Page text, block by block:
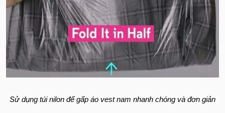
Sử dụng túi nilon để gấp áo vest nam nhanh chóng và đơn giản